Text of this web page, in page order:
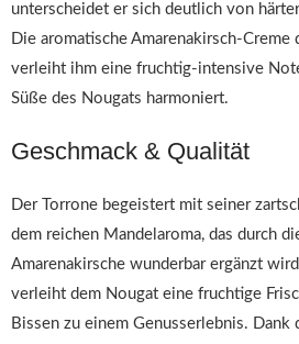
unterscheidet er sich deutlich von
Die aromatische Amarenakirsch-Creme
verleiht ihm eine fruchtig-intensive
Süße des Nougats harmoniert.
Geschmack & Qualität
Der Torrone begeistert mit seiner
dem reichen Mandelaroma, das durch
Amarenakirsche wunderbar ergänzt
verleiht dem Nougat eine fruchtige
Bissen zu einem Genusserlebnis. Dank